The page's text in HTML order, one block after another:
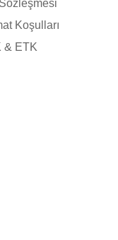
Koşulları
& ETK